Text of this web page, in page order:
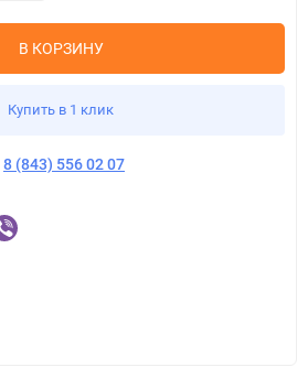
В КОРЗИНУ
Купить в 1 клик
8 (843) 556 02 07